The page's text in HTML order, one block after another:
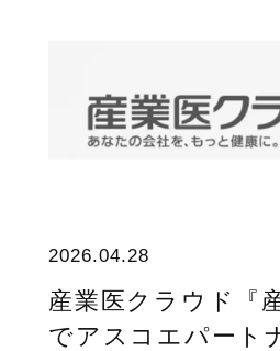
2026.04.28
産業医クラウド『
でアスコエパート